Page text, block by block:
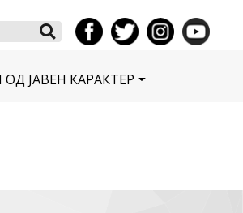
Search
ЈАВЕН КАРАКТЕР